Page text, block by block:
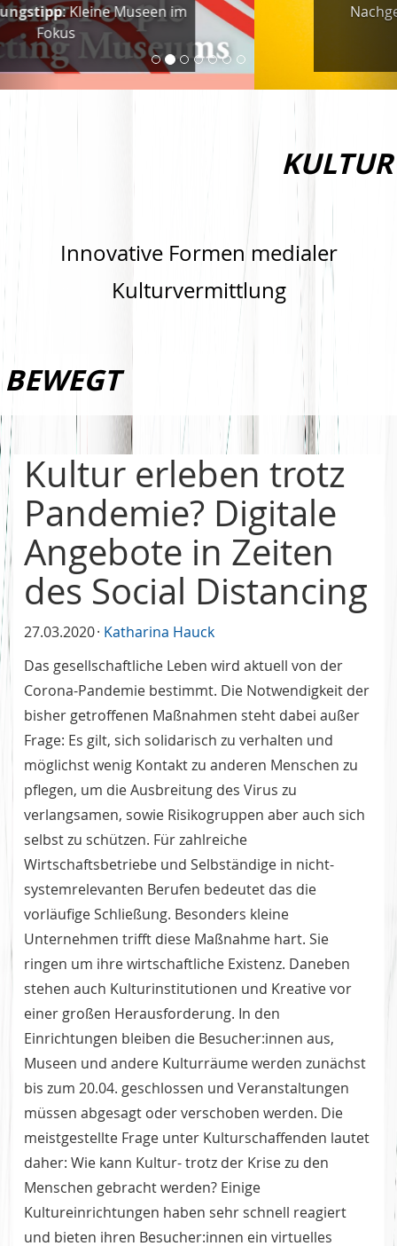
Nachgehört:"People. Change.
Museums."
KULTUR
Innovative Formen medialer
Kulturvermittlung
BEWEGT
Kultur erleben trotz
Pandemie? Digitale
Angebote in Zeiten
des Social Distancing
27.03.2020 Katharina Hauck
Das gesellschaftliche Leben wird aktuell von der
Corona-Pandemie bestimmt. Die Notwendigkeit der
bisher getroffenen Maßnahmen steht dabei außer
Frage: Es gilt, sich solidarisch zu verhalten und
möglichst wenig Kontakt zu anderen Menschen zu
pflegen, um die Ausbreitung des Virus zu
verlangsamen, sowie Risikogruppen aber auch sich
selbst zu schützen. Für zahlreiche
Wirtschaftsbetriebe und Selbständige in nicht-
systemrelevanten Berufen bedeutet das die
vorläufige Schließung. Besonders kleine
Unternehmen trifft diese Maßnahme hart. Sie
ringen um ihre wirtschaftliche Existenz. Daneben
stehen auch Kulturinstitutionen und Kreative vor
einer großen Herausforderung. In den
Einrichtungen bleiben die Besucher:innen aus,
Museen und andere Kulturräume werden zunächst
bis zum 20.04. geschlossen und Veranstaltungen
müssen abgesagt oder verschoben werden. Die
meistgestellte Frage unter Kulturschaffenden lautet
daher: Wie kann Kultur- trotz der Krise zu den
Menschen gebracht werden? Einige
Kultureinrichtungen haben sehr schnell reagiert
und bieten ihren Besucher:innen ein virtuelles